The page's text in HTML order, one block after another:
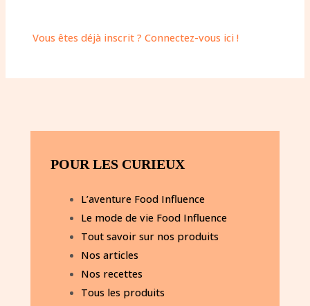
Vous êtes déjà inscrit ? Connectez-vous ici !
POUR LES CURIEUX
L’aventure Food Influence
Le mode de vie Food Influence
Tout savoir sur nos produits
Nos articles
Nos recettes
Tous les produits